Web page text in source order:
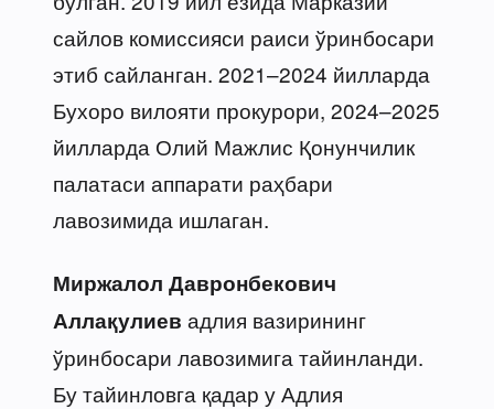
сайлов комиссияси раиси ўринбосари
этиб сайланган. 2021–2024 йилларда
Бухоро вилояти прокурори, 2024–2025
йилларда Олий Мажлис Қонунчилик
палатаси аппарати раҳбари
лавозимида ишлаган.
Миржалол Давронбекович
Аллақулиев адлия вазирининг
ўринбосари лавозимига тайинланди.
Бу тайинловга қадар у Адлия